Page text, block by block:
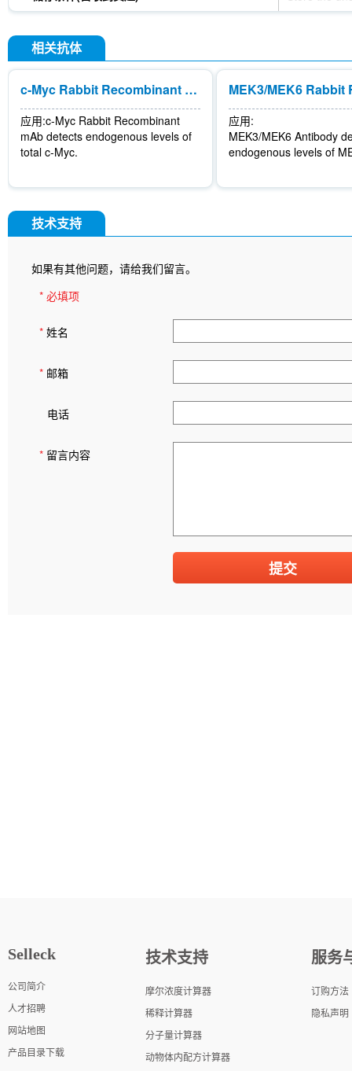
相关抗体
c-Myc Rabbit Recombinant mAb
应用:c-Myc Rabbit Recombinant
mAb detects endogenous levels of
total c-Myc.
应用:
MEK3/MEK6 Antibody
endogenous levels of
技术支持
如果有其他问题，请给我们留言。
* 必填项
* 姓名
* 邮箱
电话
* 留言内容
Selleck
公司简介
人才招聘
网站地图
产品目录下载
技术支持
摩尔浓度计算器
稀释计算器
分子量计算器
动物体内配方计算器
服务
订购方法
隐私声明